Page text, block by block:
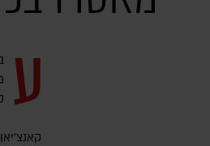
ע
קאנצ'יאן הוחזק בכלא דונג-גואן שבדרום מזרח סין במשך כמעט כל ארבע